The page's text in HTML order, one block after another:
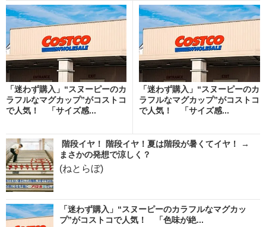
「迷わず購入」“スヌーピーのカ
ラフルなマグカップ”がコストコ
で人気！ 「サイズ感...
「迷わず購入」“スヌーピーのカ
ラフルなマグカップ”がコストコ
で人気！ 「サイズ感...
階段イヤ！ 階段イヤ！夏は階段が暑くてイヤ！ →
まさかの発想で涼しく？
(ねとらぼ)
「迷わず購入」“スヌーピーのカラフルなマグカッ
プ”がコストコで人気！ 「色味が絶...